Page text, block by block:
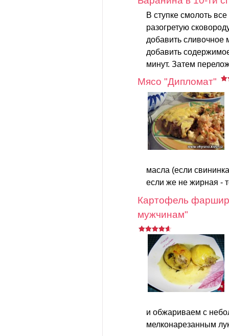
В ступке смолоть
разогретую
добавить сливочное
добавить
минут. Затем
Мясо "Дипломат"
масла (если
если же не жирная -
Картофель
мужчинам"
и обжариваем с
мелконарезанным